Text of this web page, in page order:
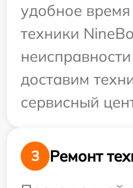
удобное
техники
доставим
сервисный
3
Ремонт